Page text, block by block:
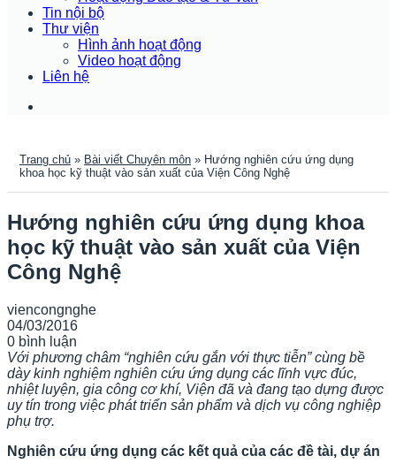
Tin nội bộ
Thư viện
Hình ảnh hoạt động
Video hoạt động
Liên hệ
Trang chủ » Bài viết Chuyên môn » Hướng nghiên cứu ứng dụng
khoa học kỹ thuật vào sản xuất của Viện Công Nghệ
Hướng nghiên cứu ứng dụng khoa
học kỹ thuật vào sản xuất của Viện
Công Nghệ
viencongnghe
04/03/2016
0 bình luận
Với phương châm “nghiên cứu gắn với thực tiễn” cùng bề
dày kinh nghiệm nghiên cứu ứng dụng các lĩnh vực đúc,
nhiệt luyện, gia công cơ khí, Viện đã và đang tạo dựng được
uy tín trong việc phát triển sản phẩm và dịch vụ công nghiệp
phụ trợ.
Nghiên cứu ứng dụng các kết quả của các đề tài, dự án